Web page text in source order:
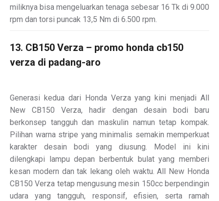
miliknya bisa mengeluarkan tenaga sebesar 16 Tk di 9.000
rpm dan torsi puncak 13,5 Nm di 6.500 rpm.
13. CB150 Verza – promo honda cb150
verza di padang-aro
Generasi kedua dari Honda Verza yang kini menjadi All
New CB150 Verza, hadir dengan desain bodi baru
berkonsep tangguh dan maskulin namun tetap kompak.
Pilihan warna stripe yang minimalis semakin memperkuat
karakter desain bodi yang diusung. Model ini kini
dilengkapi lampu depan berbentuk bulat yang memberi
kesan modern dan tak lekang oleh waktu. All New Honda
CB150 Verza tetap mengusung mesin 150cc berpendingin
udara yang tangguh, responsif, efisien, serta ramah